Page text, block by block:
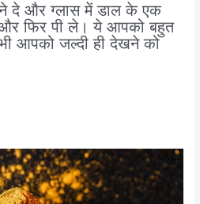
दे और ग्लास में डाल के एक
फिर पी ले। ये आपको बहुत
आपको जल्दी ही देखने को